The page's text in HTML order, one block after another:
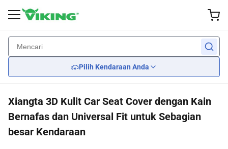
Pilih Kendaraan Anda
Kembali
Ban
Penutup roda
Kembali
penangguhan
Pendingin mesin
Kembali
Body kit
CERMIN
Kembali
Lampu belakang
Kembali
Car Seat Covers
Kemudi
Xiangta 3D Kulit Car Seat Cover dengan Kain
Bernafas dan Universal Fit untuk Sebagian
besar Kendaraan